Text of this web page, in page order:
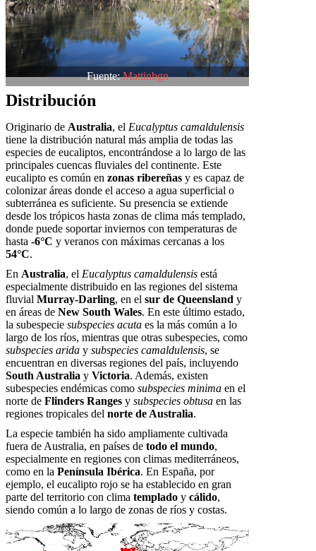
Fuente:Mattinbgn
Distribución
Originario de Australia, el Eucalyptus camaldulensis
tiene la distribución natural más amplia de todas las
especies de eucaliptos, encontrándose a lo largo de las
principales cuencas fluviales del continente. Este
eucalipto es común en zonas ribereñas y es capaz de
colonizar áreas donde el acceso a agua superficial o
subterránea es suficiente. Su presencia se extiende
desde los trópicos hasta zonas de clima más templado,
donde puede soportar inviernos con temperaturas de
hasta -6°C y veranos con máximas cercanas a los
54°C.
En Australia, el Eucalyptus camaldulensis está
especialmente distribuido en las regiones del sistema
fluvial Murray-Darling, en el sur de Queensland y
en áreas de New South Wales. En este último estado,
la subespecie subspecies acuta es la más común a lo
largo de los ríos, mientras que otras subespecies, como
subspecies arida y subspecies camaldulensis, se
encuentran en diversas regiones del país, incluyendo
South Australia y Victoria. Además, existen
subespecies endémicas como subspecies minima en el
norte de Flinders Ranges y subspecies obtusa en las
regiones tropicales del norte de Australia.
La especie también ha sido ampliamente cultivada
fuera de Australia, en países de todo el mundo,
especialmente en regiones con climas mediterráneos,
como en la Península Ibérica. En España, por
ejemplo, el eucalipto rojo se ha establecido en gran
parte del territorio con clima templado y cálido,
siendo común a lo largo de zonas de ríos y costas.